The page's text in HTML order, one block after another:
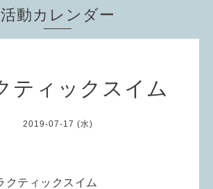
活動カレンダー
ティックスイム
2019-07-17 (水)
クティックスイム